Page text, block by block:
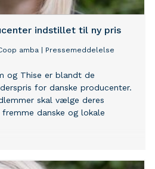
indstillet til ny pris
amba Pressemeddelelse
og Thise er blandt de
for danske producenter.
skal vælge deres
danske og lokale